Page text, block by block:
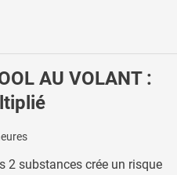
AU VOLANT :
2 substances crée un risque